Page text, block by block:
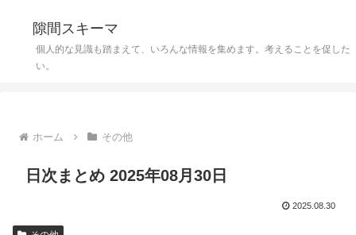
隙間スキーマ
個人的な見識も踏まえて、いろんな情報を集めます。考えることを促した
い。
ホーム その他
日次まとめ 2025年08月30日
2025.08.30